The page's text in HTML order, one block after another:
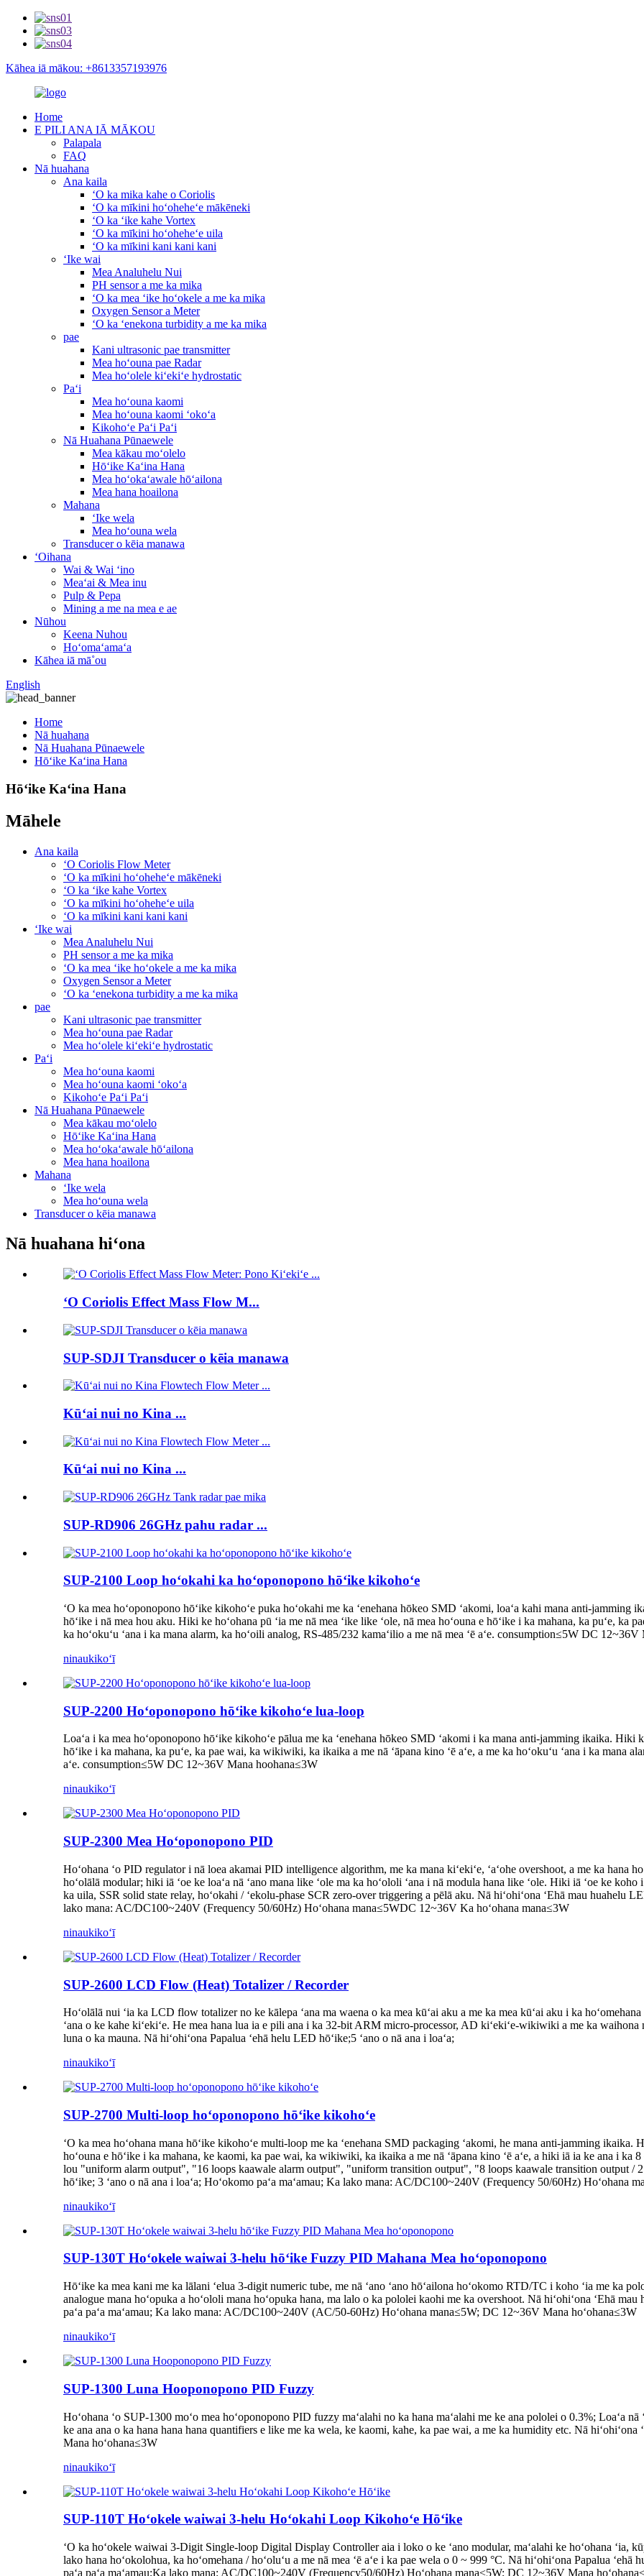
Kāhea iā mākou: +8613357193976
Home
E PILI ANA IĀ MĀKOU
Palapala
FAQ
Nā huahana
Ana kaila
ʻO ka mika kahe o Coriolis
ʻO ka mīkini hoʻoheheʻe mākēneki
ʻO ka ʻike kahe Vortex
ʻO ka mīkini hoʻoheheʻe uila
ʻO ka mīkini kani kani kani
ʻIke wai
Mea Analuhelu Nui
PH sensor a me ka mika
ʻO ka mea ʻike hoʻokele a me ka mika
Oxygen Sensor a Meter
ʻO ka ʻenekona turbidity a me ka mika
pae
Kani ultrasonic pae transmitter
Mea hoʻouna pae Radar
Mea hoʻolele kiʻekiʻe hydrostatic
Paʻi
Mea hoʻouna kaomi
Mea hoʻouna kaomi ʻokoʻa
Kikohoʻe Paʻi Paʻi
Nā Huahana Pūnaewele
Mea kākau moʻolelo
Hōʻike Kaʻina Hana
Mea hoʻokaʻawale hōʻailona
Mea hana hoailona
Mahana
ʻIke wela
Mea hoʻouna wela
Transducer o kēia manawa
ʻOihana
Wai & Wai ʻino
Meaʻai & Mea inu
Pulp & Pepa
Mining a me na mea e ae
Nūhou
Keena Nuhou
Hoʻomaʻamaʻa
Kāhea iā mā˚ou
English
Home
Nā huahana
Nā Huahana Pūnaewele
Hōʻike Kaʻina Hana
Hōʻike Kaʻina Hana
Māhele
Ana kaila
ʻO Coriolis Flow Meter
ʻO ka mīkini hoʻoheheʻe mākēneki
ʻO ka ʻike kahe Vortex
ʻO ka mīkini hoʻoheheʻe uila
ʻO ka mīkini kani kani kani
ʻIke wai
Mea Analuhelu Nui
PH sensor a me ka mika
ʻO ka mea ʻike hoʻokele a me ka mika
Oxygen Sensor a Meter
ʻO ka ʻenekona turbidity a me ka mika
pae
Kani ultrasonic pae transmitter
Mea hoʻouna pae Radar
Mea hoʻolele kiʻekiʻe hydrostatic
Paʻi
Mea hoʻouna kaomi
Mea hoʻouna kaomi ʻokoʻa
Kikohoʻe Paʻi Paʻi
Nā Huahana Pūnaewele
Mea kākau moʻolelo
Hōʻike Kaʻina Hana
Mea hoʻokaʻawale hōʻailona
Mea hana hoailona
Mahana
ʻIke wela
Mea hoʻouna wela
Transducer o kēia manawa
Nā huahana hiʻona
ʻO Coriolis Effect Mass Flow M...
SUP-SDJI Transducer o kēia manawa
Kūʻai nui no Kina ...
Kūʻai nui no Kina ...
SUP-RD906 26GHz pahu radar ...
SUP-2100 Loop hoʻokahi ka hoʻoponopono hōʻike kikohoʻe
ʻO ka mea hoʻoponopono hōʻike kikohoʻe puka hoʻokahi me ka ʻenehana hōkeo SMD ʻakomi, loaʻa kahi mana anti-jamming
hōʻike i nā mea hou aku. Hiki ke hoʻohana pū ʻia me nā mea ʻike like ʻole, nā mea hoʻouna e hōʻike i ka mahana, ka puʻe, ka
ka hoʻokuʻu ʻana i ka mana alarm, ka hoʻoili analog, RS-485/232 kamaʻilio a me nā mea ʻē aʻe. consumption≤5W DC
ninaukikoʻī
SUP-2200 Hoʻoponopono hōʻike kikohoʻe lua-loop
Loaʻa i ka mea hoʻoponopono hōʻike kikohoʻe pālua me ka ʻenehana hōkeo SMD ʻakomi i ka mana anti-jamming ikaika. Hiki
hōʻike i ka mahana, ka puʻe, ka pae wai, ka wikiwiki, ka ikaika a me nā ʻāpana kino ʻē aʻe, a me ka hoʻokuʻu ʻana i ka mana
aʻe. consumption≤5W DC 12~36V Mana hoohana≤3W
ninaukikoʻī
SUP-2300 Mea Hoʻoponopono PID
Hoʻohana ʻo PID regulator i nā loea akamai PID intelligence algorithm, me ka mana kiʻekiʻe, ʻaʻohe overshoot, a me ka hana
hoʻolālā modular; hiki iā ʻoe ke loaʻa nā ʻano mana like ʻole ma ka hoʻololi ʻana i nā modula hana like ʻole. Hiki iā ʻoe ke
ka uila, SSR solid state relay, hoʻokahi / ʻekolu-phase SCR zero-over triggering a pēlā aku. Nā hiʻohiʻona ʻEhā mau huahelu
lako mana: AC/DC100~240V (Frequency 50/60Hz) Hoʻohana mana≤5WDC 12~36V Ka hoʻohana mana≤3W
ninaukikoʻī
SUP-2600 LCD Flow (Heat) Totalizer / Recorder
Hoʻolālā nui ʻia ka LCD flow totalizer no ke kālepa ʻana ma waena o ka mea kūʻai aku a me ka mea kūʻai aku i ka
ʻana o ke kahe kiʻekiʻe. He mea hana lua ia e pili ana i ka 32-bit ARM micro-processor, AD kiʻekiʻe-wikiwiki a me ka waihona
luna o ka mauna. Nā hiʻohiʻona Papalua ʻehā helu LED hōʻike;5 ʻano o nā ana i loaʻa;
ninaukikoʻī
SUP-2700 Multi-loop hoʻoponopono hōʻike kikohoʻe
ʻO ka mea hoʻohana mana hōʻike kikohoʻe multi-loop me ka ʻenehana SMD packaging ʻakomi, he mana anti-jamming ikaika.
hoʻouna e hōʻike i ka mahana, ke kaomi, ka pae wai, ka wikiwiki, ka ikaika a me nā ʻāpana kino ʻē aʻe, a hiki iā ia ke ana i ka
lou "uniform alarm output", "16 loops kaawale alarm output", "uniform transition output", "8 loops kaawale transition output /
hōʻike; 3 ʻano o nā ana i loaʻa; Hoʻokomo paʻa maʻamau; Ka lako mana: AC/DC100~240V (Frequency 50/60Hz) Hoʻohana
ninaukikoʻī
SUP-130T Hoʻokele waiwai 3-helu hōʻike Fuzzy PID Mahana Mea hoʻoponopono
Hōʻike ka mea kani me ka lālani ʻelua 3-digit numeric tube, me nā ʻano ʻano hōʻailona hoʻokomo RTD/TC i koho ʻia me ka
analogue mana hoʻopuka a hoʻololi mana hoʻopuka hana, ma lalo o ka pololei kaohi me ka overshoot. Nā hiʻohiʻona ʻEhā
paʻa paʻa maʻamau; Ka lako mana: AC/DC100~240V (AC/50-60Hz) Hoʻohana mana≤5W; DC 12~36V Mana hoʻohana≤3W
ninaukikoʻī
SUP-1300 Luna Hooponopono PID Fuzzy
Hoʻohana ʻo SUP-1300 moʻo mea hoʻoponopono PID fuzzy maʻalahi no ka hana maʻalahi me ke ana pololei o 0.3%; Loaʻa
ke ana ana o ka hana hana hana quantifiers e like me ka wela, ke kaomi, kahe, ka pae wai, a me ka humidity etc. Nā
Mana hoʻohana≤3W
ninaukikoʻī
SUP-110T Hoʻokele waiwai 3-helu Hoʻokahi Loop Kikohoʻe Hōʻike
ʻO ka hoʻokele waiwai 3-Digit Single-loop Digital Display Controller aia i loko o ke ʻano modular, maʻalahi ke hoʻohana ʻia,
lako hana hoʻokolohua, ka hoʻomehana / hoʻoluʻu a me nā mea ʻē aʻe i ka pae wela o 0 ~ 999 °C. Nā hiʻohiʻona Papalua
paʻa paʻa maʻamau;Ka lako mana: AC/DC100~240V (Frequency50/60Hz) Hoʻohana mana≤5W; DC 12~36V Mana